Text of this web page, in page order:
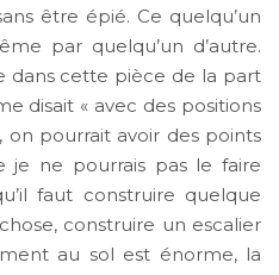
être épié. Ce quelqu’un
par quelqu’un d’autre.
dans cette pièce de la part
disait « avec des positions
on pourrait avoir des points
je ne pourrais pas le faire
faut construire quelque
construire un escalier
au sol est énorme, la